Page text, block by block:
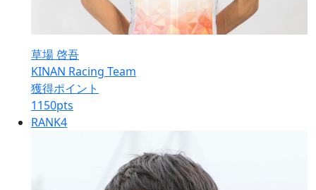
草場 啓吾
KINAN Racing Team
獲得ポイント
1150pts
RANK4